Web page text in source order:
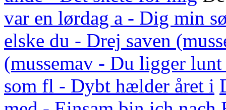
var en lørdag a - Dig min
elske du - Drej saven
(mussemav - Du ligger lunt
som fl - Dybt hælder året i